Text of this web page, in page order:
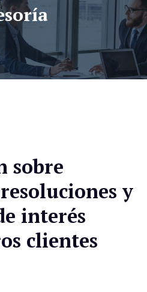
sobre
y
interés
clientes